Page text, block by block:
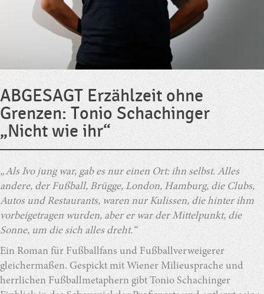
ABGESAGT Erzählzeit ohne
Grenzen: Tonio Schachinger
„Nicht wie ihr“
„Als Ivo jung war, gab es nur einen Ort: ihn selbst. Alles
andere, der Fußball, Brügge, London, Hamburg, die Clubs,
Autos und Restaurants, waren nur Kulissen, die hinter ihm
vorbeigetragen wurden, aber er war der Mittelpunkt, die
Sonne, um die sich alles dreht.“
Ein Roman für Fußballfans und Fußballverweigerer
gleichermaßen. Gespickt mit Wiener Milieusprache und
herrlichen Fußballmetaphern gibt Tonio Schachinger